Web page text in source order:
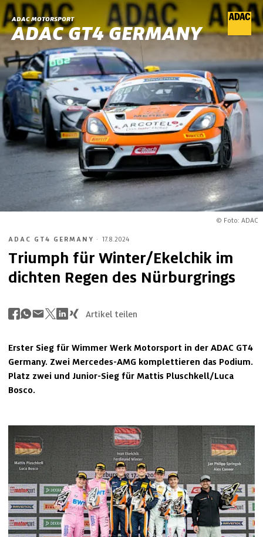
ADAC MOTORSPORT
ADAC GT4 GERMANY
© Foto: ADAC
ADAC GT4 GERMANY · 17.8.2024
Triumph für Winter/Ekelchik im
dichten Regen des Nürburgrings
Artikel teilen
Erster Sieg für Wimmer Werk Motorsport in der ADAC GT4
Germany. Zwei Mercedes-AMG komplettieren das Podium.
Platz zwei und Junior-Sieg für Mattis Pluschkell/Luca
Bosco.